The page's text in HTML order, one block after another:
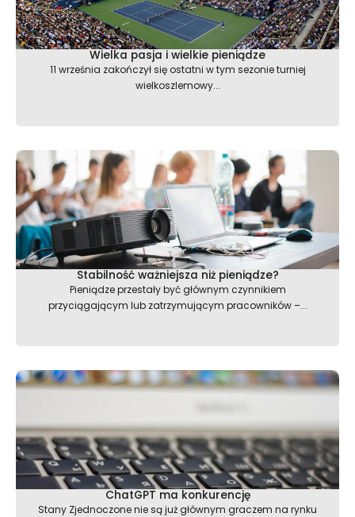
Wielka pasja i wielkie pieniądze
11 września zakończył się ostatni w tym sezonie turniej
wielkoszlemowy...
Stabilność ważniejsza niż pieniądze?
Pieniądze przestały być głównym czynnikiem
przyciągającym lub zatrzymującym pracowników –...
ChatGPT ma konkurencję
Stany Zjednoczone nie są już głównym graczem na rynku